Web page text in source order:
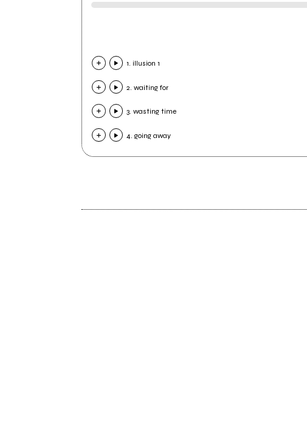
1. illusion 1
2. waiting for
3. wasting time
4. going away